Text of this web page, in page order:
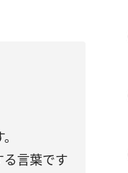
る言葉です